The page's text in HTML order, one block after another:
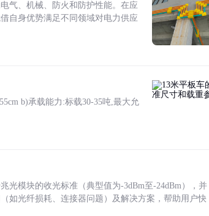
气、机械、防火和防护性能。在应
自身优势满足不同领域对电力供应
b)承载能力:标载30-35吨,最大允
光模块的收光标准（典型值为-3dBm至-24dBm），并
如光纤损耗、连接器问题）及解决方案，帮助用户快